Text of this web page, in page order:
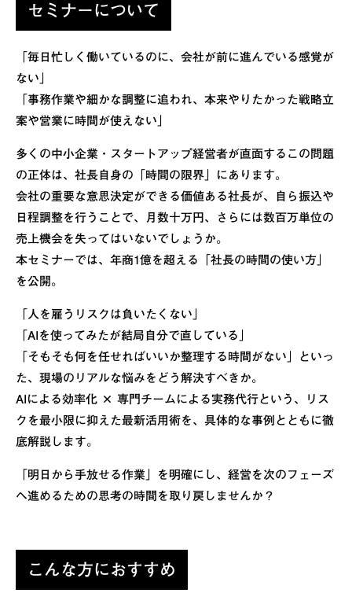
セミナーについて
「毎日忙しく働いているのに、会社が前に進んでいる感覚が
ない」
「事務作業や細かな調整に追われ、本来やりたかった戦略立
案や営業に時間が使えない」
多くの中小企業・スタートアップ経営者が直面するこの問題
の正体は、社長自身の「時間の限界」にあります。
会社の重要な意思決定ができる価値ある社長が、自ら振込や
日程調整を行うことで、月数十万円、さらには数百万単位の
売上機会を失ってはいないでしょうか。
本セミナーでは、年商1億を超える「社長の時間の使い方」
を公開。
「人を雇うリスクは負いたくない」
「AIを使ってみたが結局自分で直している」
「そもそも何を任せればいいか整理する時間がない」といっ
た、現場のリアルな悩みをどう解決すべきか。
AIによる効率化 × 専門チームによる実務代行という、リス
クを最小限に抑えた最新活用術を、具体的な事例とともに徹
底解説します。
「明日から手放せる作業」を明確にし、経営を次のフェーズ
へ進めるための思考の時間を取り戻しませんか？
こんな方におすすめ